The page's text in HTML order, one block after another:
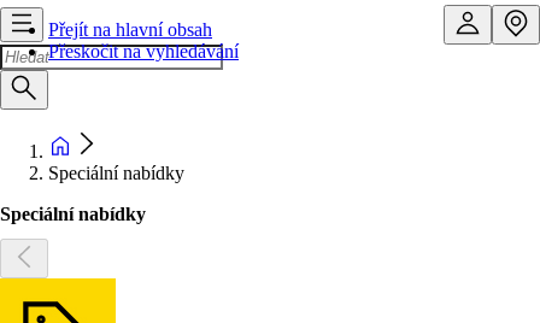
Přejít na hlavní obsah
Přeskočit na vyhledávání
Speciální nabídky
Speciální nabídky